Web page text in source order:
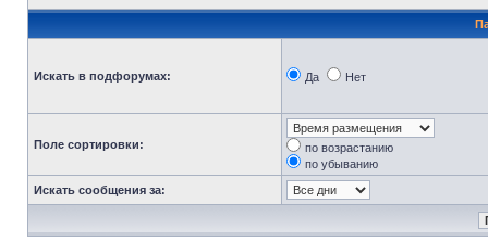
Искать в подфорумах: Да Нет
Поле сортировки:
по возрастанию
по убыванию
Искать сообщения за: